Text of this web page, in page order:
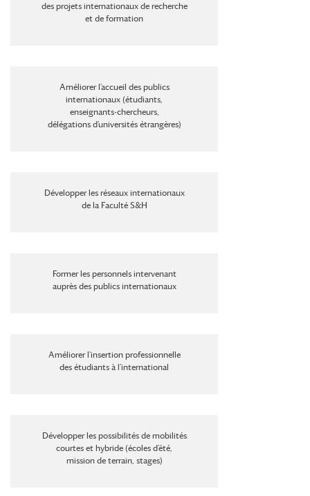
des projets internationaux de recherche
et de formation
Améliorer l’accueil des publics
internationaux (étudiants,
enseignants-chercheurs,
délégations d’universités étrangères)
Développer les réseaux internationaux
de la Faculté S&H
Former les personnels intervenant
auprès des publics internationaux
Améliorer l’insertion professionnelle
des étudiants à l’international
Développer les possibilités de mobilités
courtes et hybride (écoles d’été,
mission de terrain, stages)